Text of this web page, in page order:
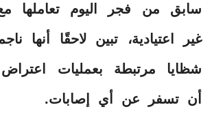
سابق من فجر اليوم تعاملها مع
غير اعتيادية، تبين لاحقًا أنها
شظايا مرتبطة بعمليات
أن تسفر عن أي إصابات.